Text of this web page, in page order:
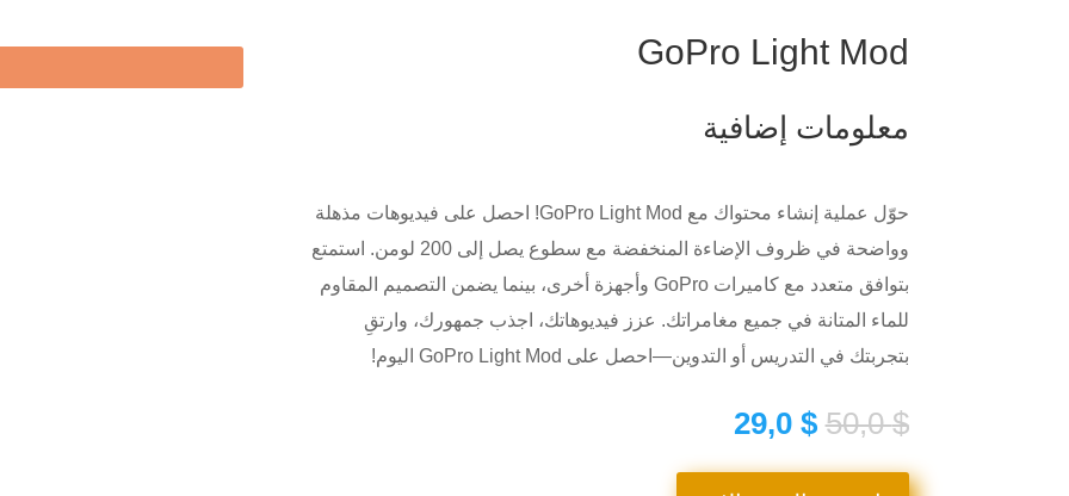
GoPro Light Mod
معلومات إضافية
حوّل عملية إنشاء محتواك مع GoPro Light Mod! احصل على فيديوهات مذهلة
وواضحة في ظروف الإضاءة المنخفضة مع سطوع يصل إلى 200 لومن. استمتع
بتوافق متعدد مع كاميرات GoPro وأجهزة أخرى، بينما يضمن التصميم المقاوم
للماء المتانة في جميع مغامراتك. عزز فيديوهاتك، اجذب جمهورك، وارتقِ
بتجربتك في التدريس أو التدوين—احصل على GoPro Light Mod اليوم!
50,0$ السعر
الأصلي
هو:
29,0 $
هو: